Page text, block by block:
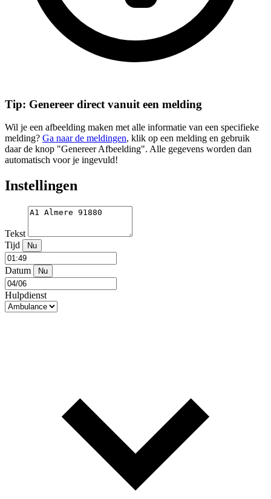
Tip: Genereer direct vanuit een melding
Wil je een afbeelding maken met alle informatie van een specifieke
melding? Ga naar de meldingen, klik op een melding en gebruik
daar de knop "Genereer Afbeelding". Alle gegevens worden dan
automatisch voor je ingevuld!
Instellingen
Tekst
Tijd
Nu
Datum Nu
Hulpdienst